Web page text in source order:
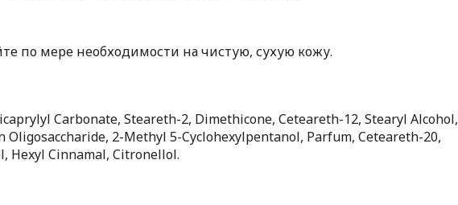
по мере необходимости на чистую, сухую кожу.
Carbonate, Steareth-2, Dimethicone, Ceteareth-12, Stearyl Alcohol,
Oligosaccharide, 2-Methyl 5-Cyclohexylpentanol, Parfum, Ceteareth-20,
Hexyl Cinnamal, Citronellol.